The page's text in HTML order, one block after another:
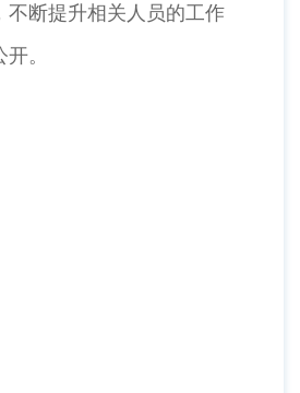
断提升相关人员的工作
。